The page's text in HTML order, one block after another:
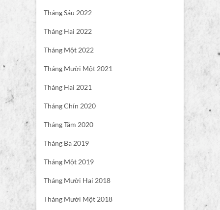
Tháng Sáu 2022
Tháng Hai 2022
Tháng Một 2022
Tháng Mười Một 2021
Tháng Hai 2021
Tháng Chín 2020
Tháng Tám 2020
Tháng Ba 2019
Tháng Một 2019
Tháng Mười Hai 2018
Tháng Mười Một 2018